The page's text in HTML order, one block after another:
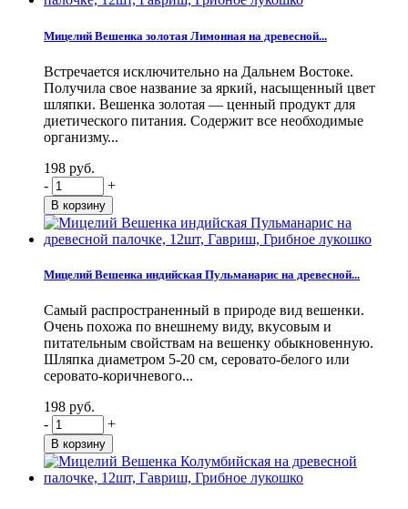
Мицелий Вешенка золотая Лимонная на древесной...
Встречается исключительно на Дальнем Востоке.
Получила свое название за яркий, насыщенный цвет
шляпки. Вешенка золотая — ценный продукт для
диетического питания. Содержит все необходимые
организму...
198 руб.
-
+
Мицелий Вешенка индийская Пульманарис на древесной...
Самый распространенный в природе вид вешенки.
Очень похожа по внешнему виду, вкусовым и
питательным свойствам на вешенку обыкновенную.
Шляпка диаметром 5-20 см, серовато-белого или
серовато-коричневого...
198 руб.
-
+